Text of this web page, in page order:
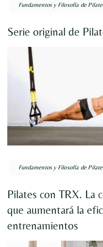
Fundamentos y Filosofía de
Serie original de
Fundamentos y Filosofía de
Pilates con TRX. La
que aumentará la
entrenamientos